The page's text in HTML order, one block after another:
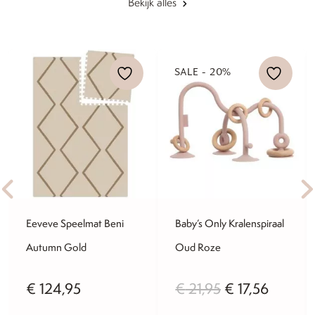
Eeveve Speelmat Beni
Autumn Gold
€ 124,95
SALE - 20%
Baby’s Only Kralenspiraal
Oud Roze
€21,95 € 17,56